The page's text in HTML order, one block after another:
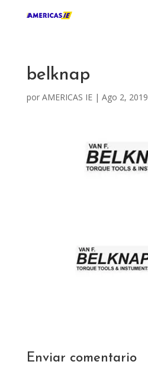
belknap
por AMERICAS IE| Ago 2, 2019
Enviar comentario